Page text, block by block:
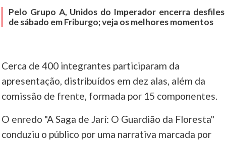
Pelo Grupo A, Unidos do Imperador encerra desfiles
de sábado em Friburgo; veja os melhores momentos
Cerca de 400 integrantes participaram da
apresentação, distribuídos em dez alas, além da
comissão de frente, formada por 15 componentes.
O enredo "A Saga de Jarí: O Guardião da Floresta"
conduziu o público por uma narrativa marcada por